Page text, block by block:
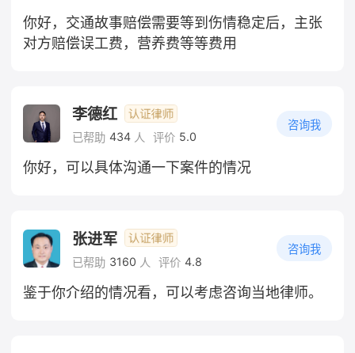
你好，交通故事赔偿需要等到伤情稳定后，主张
对方赔偿误工费，营养费等等费用
李德红
已帮助 434 人 评价 5.0
咨询我
你好，可以具体沟通一下案件的情况
张进军
已帮助 3160 人 评价 4.8
咨询我
鉴于你介绍的情况看，可以考虑咨询当地律师。